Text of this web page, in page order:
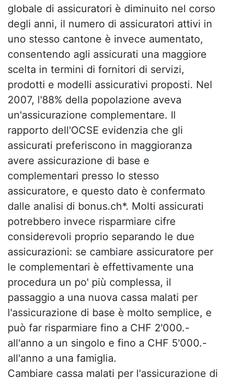
globale di assicuratori è diminuito nel corso
degli anni, il numero di assicuratori attivi in
uno stesso cantone è invece aumentato,
consentendo agli assicurati una maggiore
scelta in termini di fornitori di servizi,
prodotti e modelli assicurativi proposti. Nel
2007, l'88% della popolazione aveva
un'assicurazione complementare. Il
rapporto dell'OCSE evidenzia che gli
assicurati preferiscono in maggioranza
avere assicurazione di base e
complementari presso lo stesso
assicuratore, e questo dato è confermato
dalle analisi di bonus.ch*. Molti assicurati
potrebbero invece risparmiare cifre
considerevoli proprio separando le due
assicurazioni: se cambiare assicuratore per
le complementari è effettivamente una
procedura un po' più complessa, il
passaggio a una nuova cassa malati per
l'assicurazione di base è molto semplice, e
può far risparmiare fino a CHF 2'000.-
all'anno a un singolo e fino a CHF 5'000.-
all'anno a una famiglia.
Cambiare cassa malati per l'assicurazione di